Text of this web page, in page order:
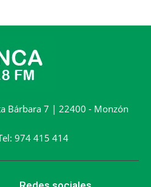
Bárbara 7 | 22400 - Monzón
974 415 414